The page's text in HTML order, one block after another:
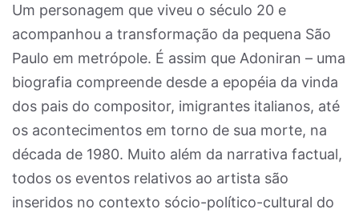
Um personagem que viveu o século 20 e
acompanhou a transformação da pequena São
Paulo em metrópole. É assim que Adoniran – uma
biografia compreende desde a epopéia da vinda
dos pais do compositor, imigrantes italianos, até
os acontecimentos em torno de sua morte, na
década de 1980. Muito além da narrativa factual,
todos os eventos relativos ao artista são
inseridos no contexto sócio-político-cultural do